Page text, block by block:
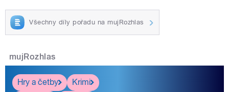
Všechny díly pořadu na mujRozhlas
mujRozhlas
Hry a četby
Krimi